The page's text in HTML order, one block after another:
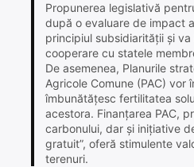
Propunerea legislativă
după o evaluare de impact
principiul subsidiarității și
cooperare cu statele
De asemenea, Planurile
Agricole Comune (PAC)
îmbunătățesc fertilitatea
acestora. Finanțarea PAC,
carbonului, dar și inițiative
gratuit”, oferă stimulente
terenuri.